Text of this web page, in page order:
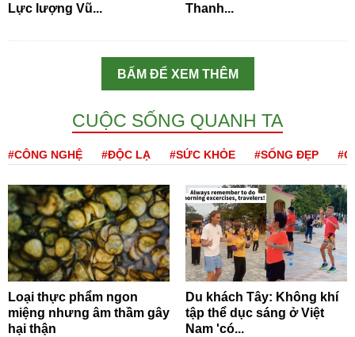
Lực lượng Vũ...
Thanh...
BẤM ĐỂ XEM THÊM
CUỘC SỐNG QUANH TA
#CÔNG NGHỆ #ĐỘC LẠ #SỨC KHỎE #SỐNG ĐẸP
Loại thực phẩm ngon
miệng nhưng âm thầm gây
hại thận
Du khách Tây: Không khí
tập thể dục sáng ở Việt
Nam 'có...